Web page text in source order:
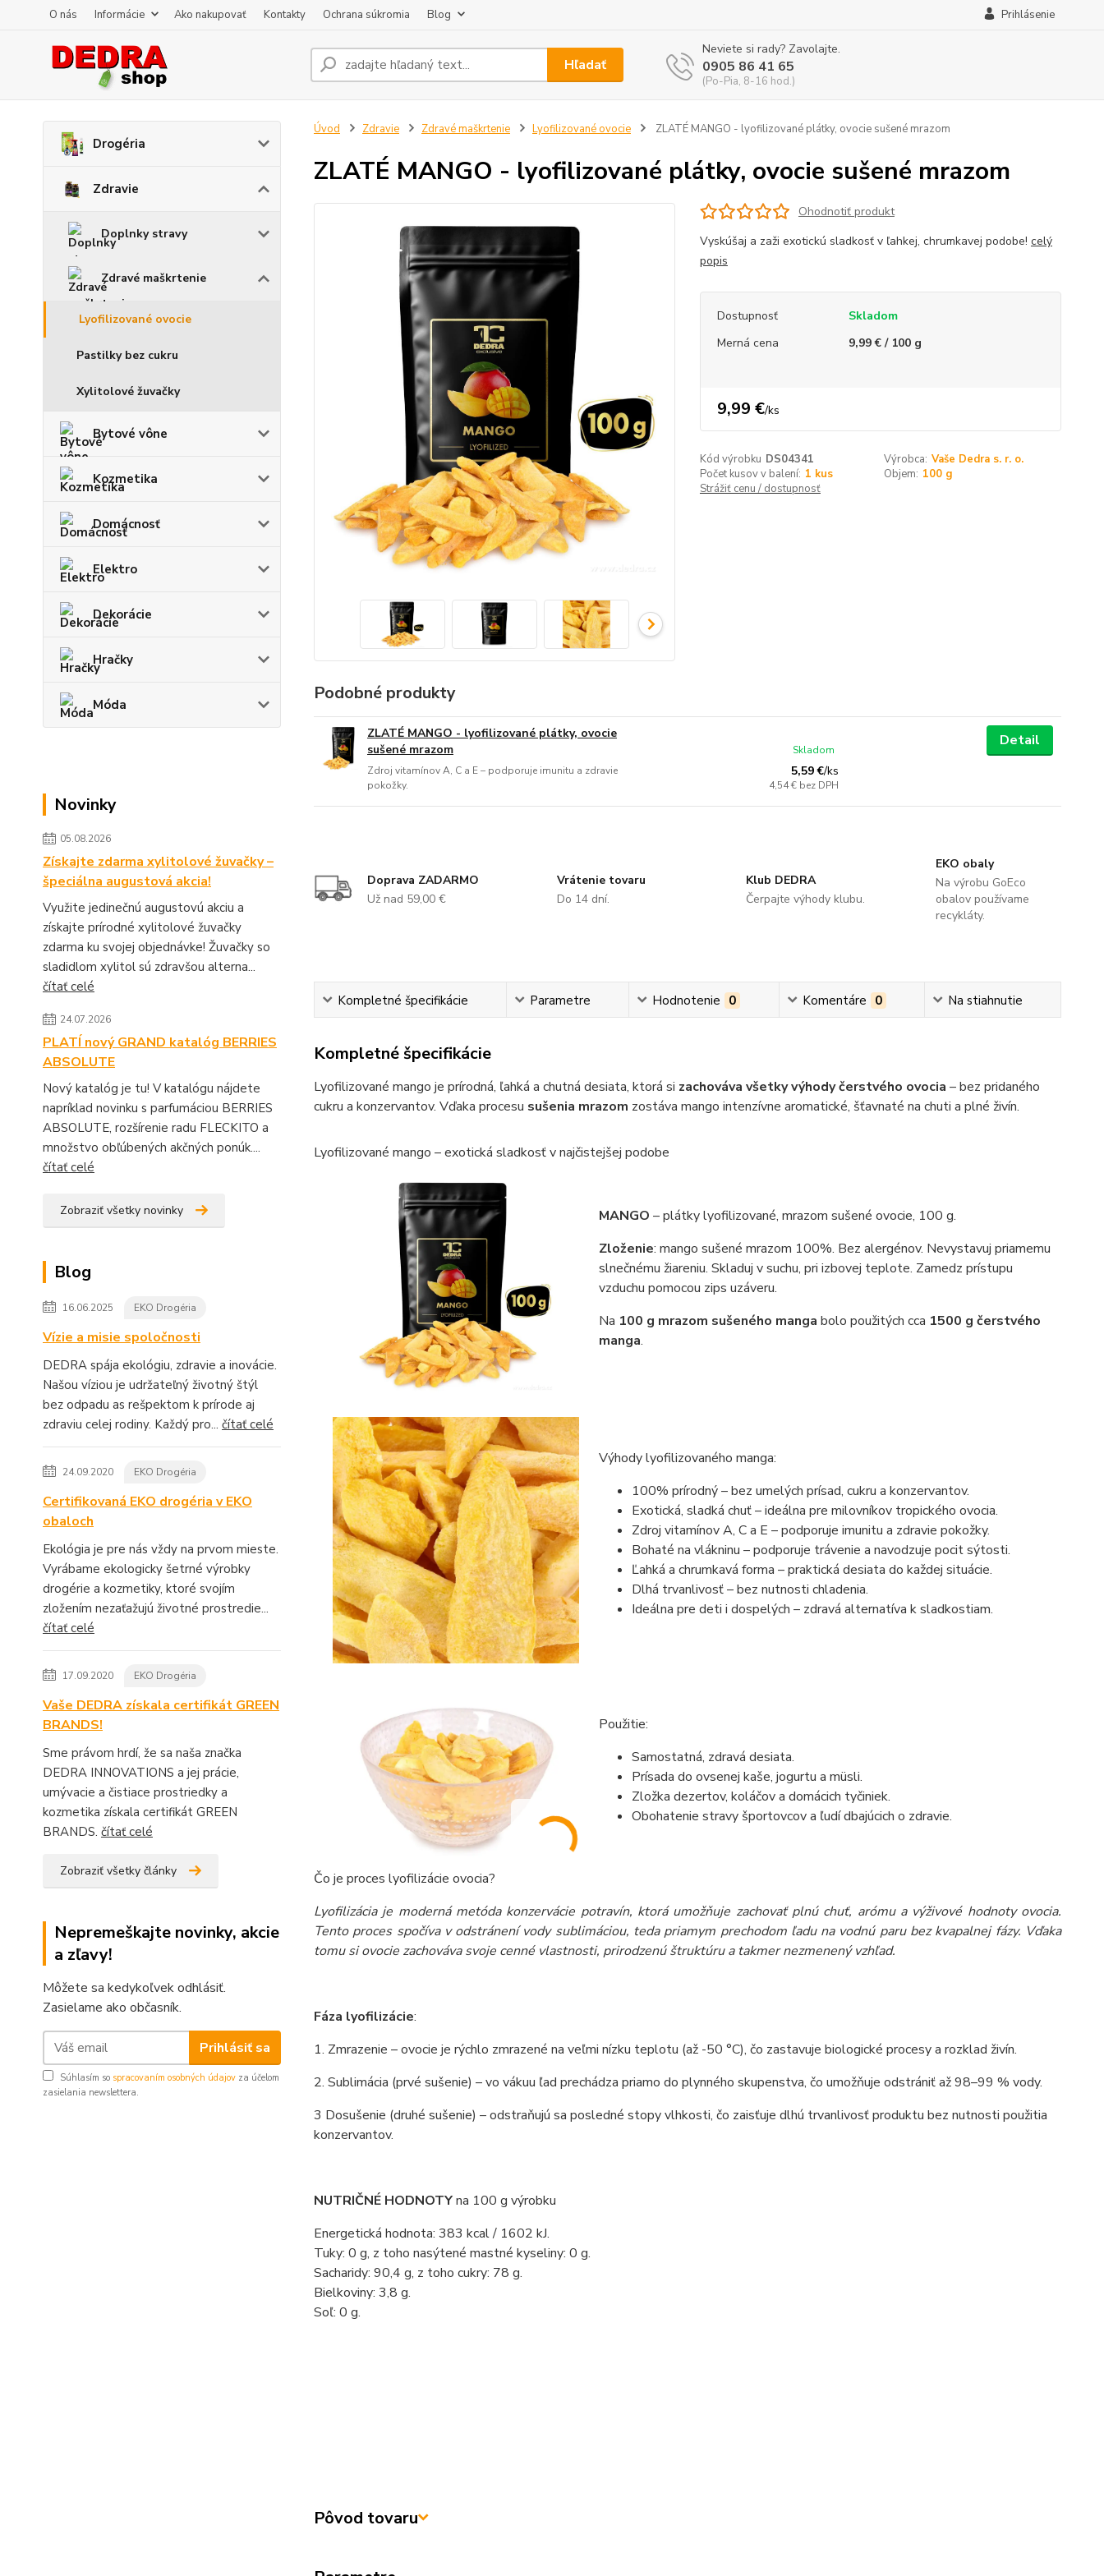
O nás Informácie Ako nakupovať Kontakty Ochrana súkromia Blog Prihlásenie
Hľadať
Neviete si rady? Zavolajte.
0905 86 41 65
(Po-Pia, 8-16 hod.)
Drogéria
Zdravie
Doplnky stravy
Zdravé maškrtenie
Lyofilizované ovocie
Pastilky bez cukru
Xylitolové žuvačky
Bytové vône
Kozmetika
Domácnosť
Elektro
Dekorácie
Hračky
Móda
Novinky
05.08.2026
Získajte zdarma xylitolové žuvačky –
špeciálna augustová akcia!
Využite jedinečnú augustovú akciu a
získajte prírodné xylitolové žuvačky
zdarma ku svojej objednávke! Žuvačky so
sladidlom xylitol sú zdravšou alterna...
čítať celé
24.07.2026
PLATÍ nový GRAND katalóg BERRIES
ABSOLUTE
Nový katalóg je tu! V katalógu nájdete
napríklad novinku s parfumáciou BERRIES
ABSOLUTE, rozšírenie radu FLECKITO a
množstvo obľúbených akčných ponúk....
čítať celé
Zobraziť všetky novinky
Blog
16.06.2025 EKO Drogéria
Vízie a misie spoločnosti
DEDRA spája ekológiu, zdravie a inovácie.
Našou víziou je udržateľný životný štýl
bez odpadu as rešpektom k prírode aj
zdraviu celej rodiny. Každý pro... čítať celé
24.09.2020 EKO Drogéria
Certifikovaná EKO drogéria v EKO
obaloch
Ekológia je pre nás vždy na prvom mieste.
Vyrábame ekologicky šetrné výrobky
drogérie a kozmetiky, ktoré svojím
zložením nezaťažujú životné prostredie...
čítať celé
17.09.2020 EKO Drogéria
Vaše DEDRA získala certifikát GREEN
BRANDS!
Sme právom hrdí, že sa naša značka
DEDRA INNOVATIONS a jej prácie,
umývacie a čistiace prostriedky a
kozmetika získala certifikát GREEN
BRANDS. čítať celé
Zobraziť všetky články
Nepremeškajte novinky, akcie
a zľavy!
Môžete sa kedykoľvek odhlásiť.
Zasielame ako občasník.
Prihlásiť sa
Súhlasím so spracovaním osobných údajov za účelom
zasielania newslettera.
Úvod Zdravie Zdravé maškrtenie Lyofilizované ovocie ZLATÉ MANGO - lyofilizované plátky, ovocie sušené mrazom
ZLATÉ MANGO - lyofilizované plátky, ovocie sušené mrazom
Ohodnotiť produkt
Vyskúšaj a zaži exotickú sladkosť v ľahkej, chrumkavej podobe! celý
popis
Dostupnosť
Skladom
Merná cena
9,99 € / 100 g
9,99 €/ks
Kód výrobku DS04341 Výrobca: Vaše Dedra s. r. o.
Počet kusov v balení: 1 kus Objem: 100 g
Strážiť cenu / dostupnosť
Podobné produkty
ZLATÉ MANGO - lyofilizované plátky, ovocie
sušené mrazom
Zdroj vitamínov A, C a E – podporuje imunitu a zdravie
pokožky.
5,59 €/ks
4,54 € bez DPH
Skladom
Detail
Doprava ZADARMO
Už nad 59,00 €
Vrátenie tovaru
Do 14 dní.
Klub DEDRA
Čerpajte výhody klubu.
EKO obaly
Na výrobu GoEco
obalov používame
recykláty.
Kompletné špecifikácie Parametre Hodnotenie 0 Komentáre 0 Na stiahnutie
Kompletné špecifikácie
Lyofilizované mango je prírodná, ľahká a chutná desiata, ktorá si zachováva všetky výhody čerstvého ovocia – bez pridaného
cukru a konzervantov. Vďaka procesu sušenia mrazom zostáva mango intenzívne aromatické, šťavnaté na chuti a plné živín.
Lyofilizované mango – exotická sladkosť v najčistejšej podobe
MANGO – plátky lyofilizované, mrazom sušené ovocie, 100 g.
Zloženie: mango sušené mrazom 100%. Bez alergénov. Nevystavuj priamemu
slnečnému žiareniu. Skladuj v suchu, pri izbovej teplote. Zamedz prístupu
vzduchu pomocou zips uzáveru.
Na 100 g mrazom sušeného manga bolo použitých cca 1500 g čerstvého
manga.
Výhody lyofilizovaného manga:
100% prírodný – bez umelých prísad, cukru a konzervantov.
Exotická, sladká chuť – ideálna pre milovníkov tropického ovocia.
Zdroj vitamínov A, C a E – podporuje imunitu a zdravie pokožky.
Bohaté na vlákninu – podporuje trávenie a navodzuje pocit sýtosti.
Ľahká a chrumkavá forma – praktická desiata do každej situácie.
Dlhá trvanlivosť – bez nutnosti chladenia.
Ideálna pre deti i dospelých – zdravá alternatíva k sladkostiam.
Použitie:
Samostatná, zdravá desiata.
Prísada do ovsenej kaše, jogurtu a müsli.
Zložka dezertov, koláčov a domácich tyčiniek.
Obohatenie stravy športovcov a ľudí dbajúcich o zdravie.
Čo je proces lyofilizácie ovocia?
Lyofilizácia je moderná metóda konzervácie potravín, ktorá umožňuje zachovať plnú chuť, arómu a výživové hodnoty ovocia.
Tento proces spočíva v odstránení vody sublimáciou, teda priamym prechodom ľadu na vodnú paru bez kvapalnej fázy. Vďaka
tomu si ovocie zachováva svoje cenné vlastnosti, prirodzenú štruktúru a takmer nezmenený vzhľad.
Fáza lyofilizácie:
1. Zmrazenie – ovocie je rýchlo zmrazené na veľmi nízku teplotu (až -50 °C), čo zastavuje biologické procesy a rozklad živín.
2. Sublimácia (prvé sušenie) – vo vákuu ľad prechádza priamo do plynného skupenstva, čo umožňuje odstrániť až 98–99 % vody.
3 Dosušenie (druhé sušenie) – odstraňujú sa posledné stopy vlhkosti, čo zaisťuje dlhú trvanlivosť produktu bez nutnosti použitia
konzervantov.
NUTRIČNÉ HODNOTYna 100 g výrobku
Energetická hodnota: 383 kcal / 1602 kJ.
Tuky: 0 g, z toho nasýtené mastné kyseliny: 0 g.
Sacharidy: 90,4 g, z toho cukry: 78 g.
Bielkoviny: 3,8 g.
Soľ: 0 g.
Pôvod tovaru